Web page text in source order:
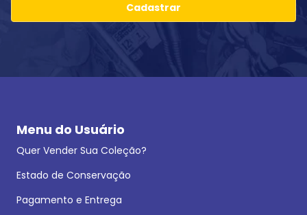
Cadastrar
Menu do Usuário
Quer Vender Sua Coleção?
Estado de Conservação
Pagamento e Entrega